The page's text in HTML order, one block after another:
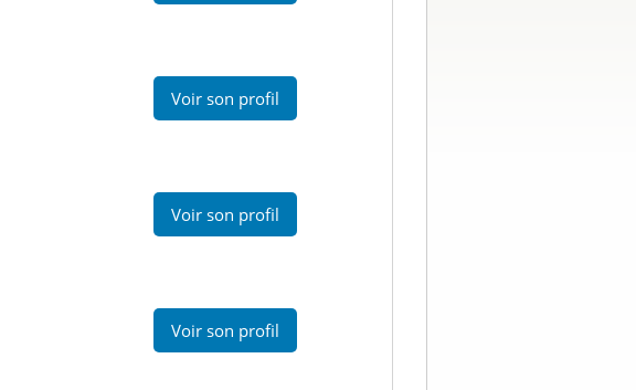
Voir son profil
Voir son profil
Voir son profil